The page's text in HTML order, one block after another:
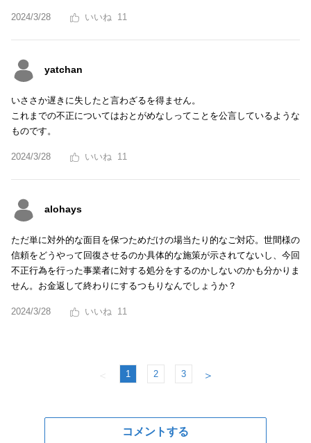
2024/3/28 11
yatchan
いささか遅きに失したと言わざるを得ません。
これまでの不正についてはおとがめなしってことを公言しているような
ものです。
2024/3/28 11
alohays
ただ単に対外的な面目を保つためだけの場当たり的なご対応。世間様の
信頼をどうやって回復させるのか具体的な施策が示されてないし、今回
不正行為を行った事業者に対する処分をするのかしないのかも分かりま
せん。お金返して終わりにするつもりなんでしょうか？
2024/3/28 11
＜ 1 2 3 ＞
コメントする